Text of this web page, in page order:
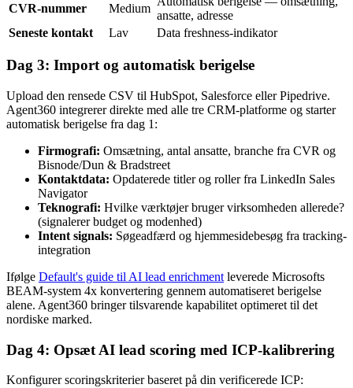
CVR-nummer Medium
ansatte, adresse
Seneste kontakt
Lav Data freshness-indikator
Dag 3: Import og automatisk berigelse
Upload den rensede CSV til HubSpot, Salesforce eller Pipedrive.
Agent360 integrerer direkte med alle tre CRM-platforme og starter
automatisk berigelse fra dag 1:
Firmografi: Omsætning, antal ansatte, branche fra CVR og
Bisnode/Dun & Bradstreet
Kontaktdata: Opdaterede titler og roller fra LinkedIn Sales
Navigator
Teknografi: Hvilke værktøjer bruger virksomheden allerede?
(signalerer budget og modenhed)
Intent signals: Søgeadfærd og hjemmesidebesøg fra tracking-
integration
Ifølge Default's guide til AI lead enrichment leverede Microsofts
BEAM-system 4x konvertering gennem automatiseret berigelse
alene. Agent360 bringer tilsvarende kapabilitet optimeret til det
nordiske marked.
Dag 4: Opsæt AI lead scoring med ICP-kalibrering
Konfigurer scoringskriterier baseret på din verificerede ICP: